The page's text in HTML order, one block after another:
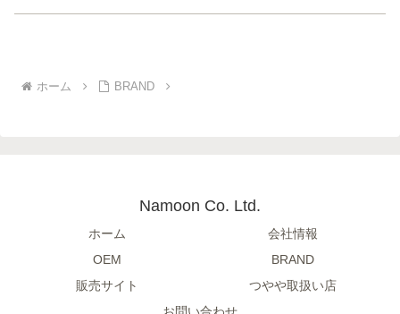
ホーム BRAND
Namoon Co. Ltd.
ホーム
会社情報
OEM
BRAND
販売サイト
つやや取扱い店